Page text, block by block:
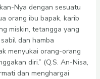
Nya dengan sesuatu
orang ibu bapak, karib
miskin, tetangga yang
dan hamba
menyukai orang-orang
diri.” (Q.S. An-Nisa,
dan menghargai